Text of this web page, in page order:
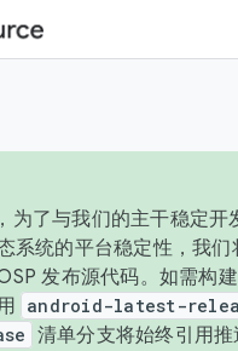
为了与我们的主干稳定开
系统的平台稳定性，我们
发布源代码。如需构
android-latest-
清单分支将始终引用